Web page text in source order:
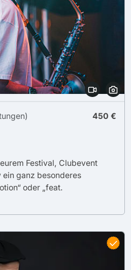
450 €
Festival, Clubevent
ganz besonderes
oder „feat.